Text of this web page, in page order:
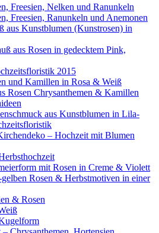
Freesien, Nelken und Ranunkeln
Freesien, Ranunkeln und Anemonen
aus Kunstblumen (Kunstrosen) in
aus Rosen in gedecktem Pink,
2015
und Kamillen in Rosa & Weiß
Rosen Chrysanthemen & Kamillen
aus Kunstblumen in Lila-
– Hochzeit mit Blumen
mit Rosen in Creme & Violett
Rosen & Herbstmotiven in einer
& Rosen